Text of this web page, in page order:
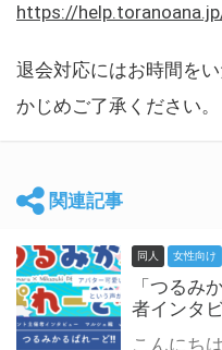
https://
退会対応にはお時間を
かじめご了承ください。
関連記事
同人 女性向け
「つるみ
者インタ